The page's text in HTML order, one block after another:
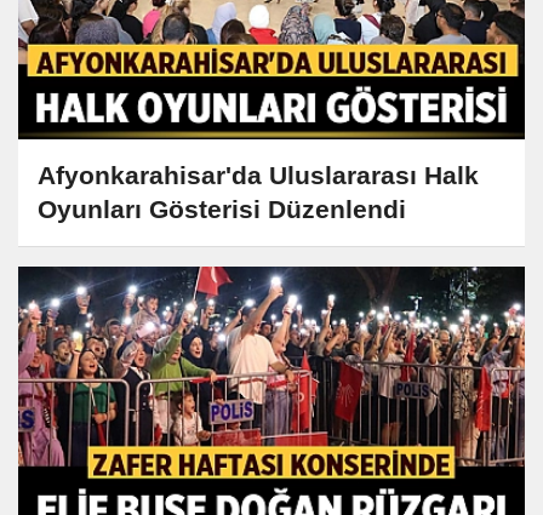
Afyonkarahisar'da Uluslararası Halk
Oyunları Gösterisi Düzenlendi